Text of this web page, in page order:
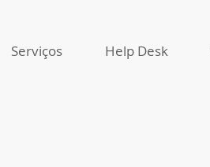
Serviços Help Desk